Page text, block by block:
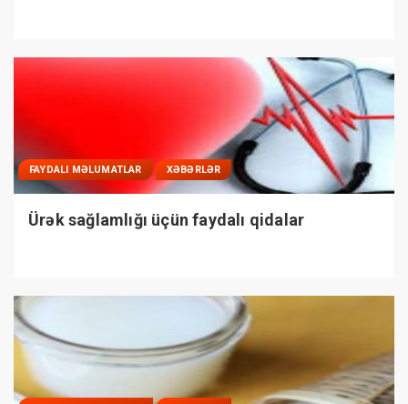
FAYDALI MƏLUMATLAR XƏBƏRLƏR
Ürək sağlamlığı üçün faydalı qidalar